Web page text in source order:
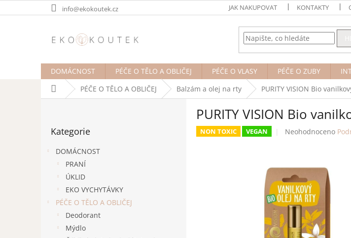
na
info@ekokoutek.cz JAK NAKUPOVAT KONTAKTY
DOMÁCNOST PÉČE O TĚLO A OBLIČEJ PÉČE O VLASY PÉČE O ZUBY
Domů PÉČE O TĚLO A OBLIČEJ Balzám a olej na rty PURITY VISION Bio
kategorie
Kategorie
DOMÁCNOST
PRANÍ
ÚKLID
EKO VYCHYTÁVKY
PÉČE O TĚLO A OBLIČEJ
Deodorant
Mýdlo
PURITY VISION Bio
NON TOXIC VEGAN
Průměrné
0,0
z
5
hvězdiček.
Neohodnoceno